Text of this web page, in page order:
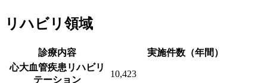
リハビリ領域
診療内容
実施件数（年間）
心大血管疾患リハビリ
テーション
10,423